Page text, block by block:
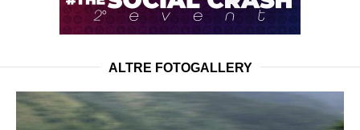
ALTRE FOTOGALLERY